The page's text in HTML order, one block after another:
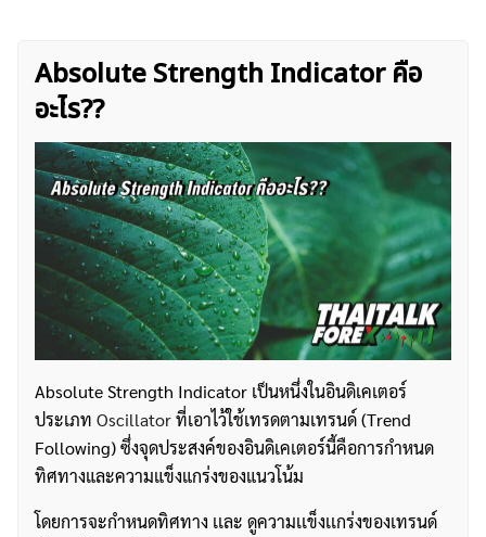
Absolute Strength Indicator คือ
อะไร??
Absolute Strength Indicator เป็นหนึ่งในอินดิเคเตอร์
ประเภท Oscillatorที่เอาไว้ใช้เทรดตามเทรนด์ (Trend
Following) ซึ่งจุดประสงค์ของอินดิเคเตอร์นี้คือการกำหนด
ทิศทางและความแข็งแกร่งของแนวโน้ม
โดยการจะกำหนดทิศทาง เเละ ดูความเเข็งเเกร่งของเทรนด์